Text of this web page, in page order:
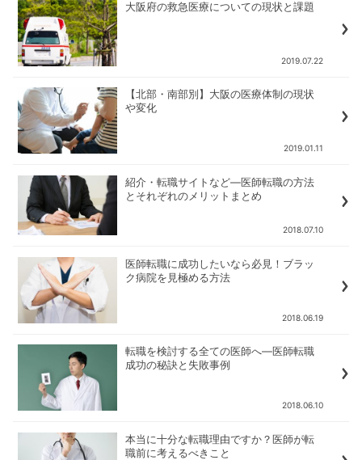
大阪府の救急医療についての現状と課題
2019.07.22
【北部・南部別】大阪の医療体制の現状
や変化
2019.01.11
紹介・転職サイトなど―医師転職の方法
とそれぞれのメリットまとめ
2018.07.10
医師転職に成功したいなら必見！ブラッ
ク病院を見極める方法
2018.06.19
転職を検討する全ての医師へ―医師転職
成功の秘訣と失敗事例
2018.06.10
本当に十分な転職理由ですか？医師が転
職前に考えるべきこと